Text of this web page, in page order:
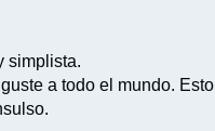
simplista.
a todo el mundo.